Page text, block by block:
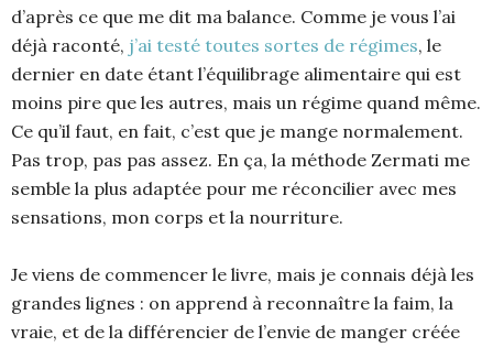
d’après ce que me dit ma balance. Comme je vous l’ai
déjà raconté, j’ai testé toutes sortes de régimes, le
dernier en date étant l’équilibrage alimentaire qui est
moins pire que les autres, mais un régime quand même.
Ce qu’il faut, en fait, c’est que je mange normalement.
Pas trop, pas pas assez. En ça, la méthode Zermati me
semble la plus adaptée pour me réconcilier avec mes
sensations, mon corps et la nourriture.
Je viens de commencer le livre, mais je connais déjà les
grandes lignes : on apprend à reconnaître la faim, la
vraie, et de la différencier de l’envie de manger créée